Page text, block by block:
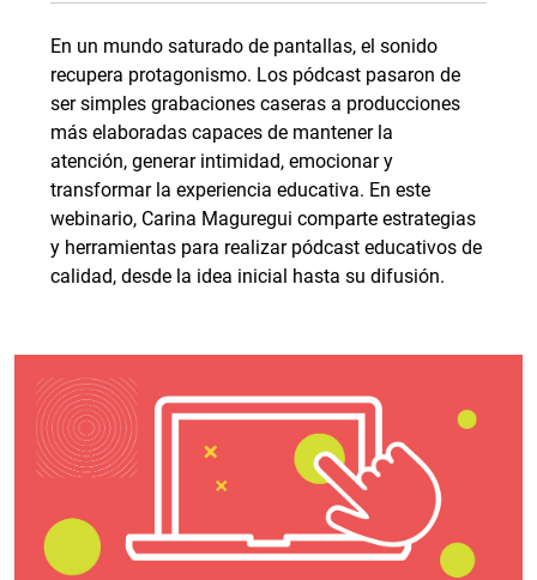
En un mundo saturado de pantallas, el sonido
recupera protagonismo. Los pódcast pasaron de
ser simples grabaciones caseras a producciones
más elaboradas capaces de mantener la
atención, generar intimidad, emocionar y
transformar la experiencia educativa. En este
webinario, Carina Maguregui comparte estrategias
y herramientas para realizar pódcast educativos de
calidad, desde la idea inicial hasta su difusión.